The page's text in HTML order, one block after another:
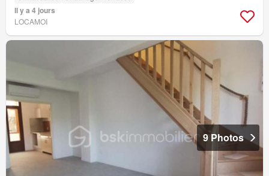
Il y a 4 jours
LOCAMOI
9 Photos